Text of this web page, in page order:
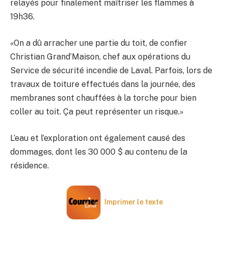
relayés pour finalement maîtriser les flammes à
19h36.
«On a dû arracher une partie du toit, de confier
Christian Grand’Maison, chef aux opérations du
Service de sécurité incendie de Laval. Parfois, lors de
travaux de toiture effectués dans la journée, des
membranes sont chauffées à la torche pour bien
coller au toit. Ça peut représenter un risque.»
L’eau et l’exploration ont également causé des
dommages, dont les 30 000 $ au contenu de la
résidence.
Imprimer le texte